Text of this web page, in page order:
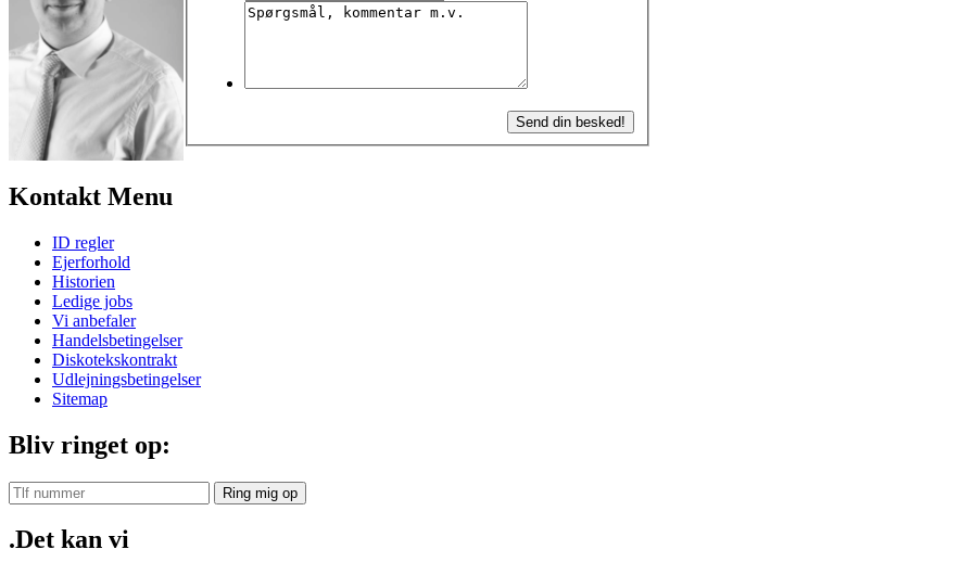
Send din besked!
Kontakt Menu
ID regler
Ejerforhold
Historien
Ledige jobs
Vi anbefaler
Handelsbetingelser
Diskotekskontrakt
Udlejningsbetingelser
Sitemap
Bliv ringet op:
Ring mig op
.Det kan vi